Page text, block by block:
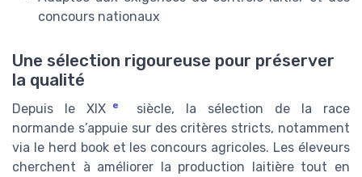
concours nationaux
Une sélection rigoureuse pour préserver
la qualité
Depuis le XIX e
siècle, la sélection de la race
normande s’appuie sur des critères stricts, notamment
via le herd book et les concours agricoles. Les éleveurs
cherchent à améliorer la production laitière tout en